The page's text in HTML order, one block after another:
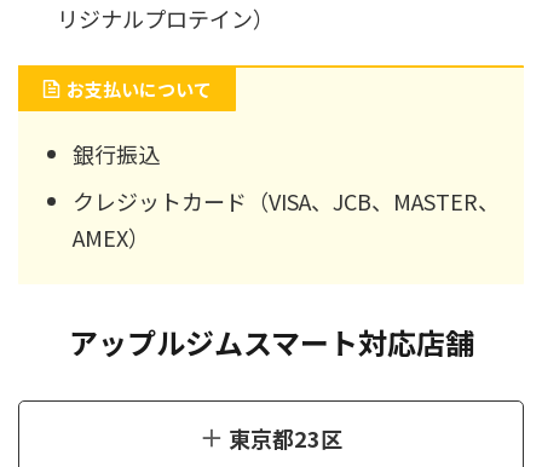
リジナルプロテイン）
お支払いについて
銀行振込
クレジットカード（VISA、JCB、MASTER、
AMEX）
アップルジムスマート対応店舗
東京都23区